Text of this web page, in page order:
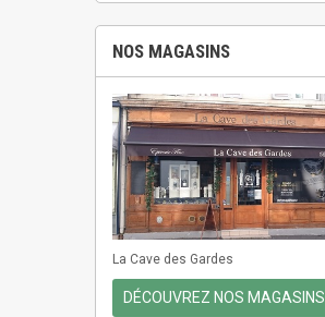
NOS MAGASINS
La Cave des Gardes
DÉCOUVREZ NOS MAGASINS